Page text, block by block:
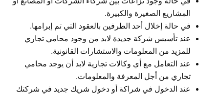
المشاريع الصغيرة والكبيرة.
في حالة إخلال أحد الطرفين بالعقود التي تم إبرامها.
عند تأسيس شركة جديدة لابد من وجود محامي تجاري
للمزيد من المعلومات والاستشارات القانونية.
عند التعامل مع أي وكالات تجارية لابد أن يوجد محامي
تجاري من أجل المعرفة والمعلومات.
عند الدخول في شراكة أو دخول شريك جديد في شركتك